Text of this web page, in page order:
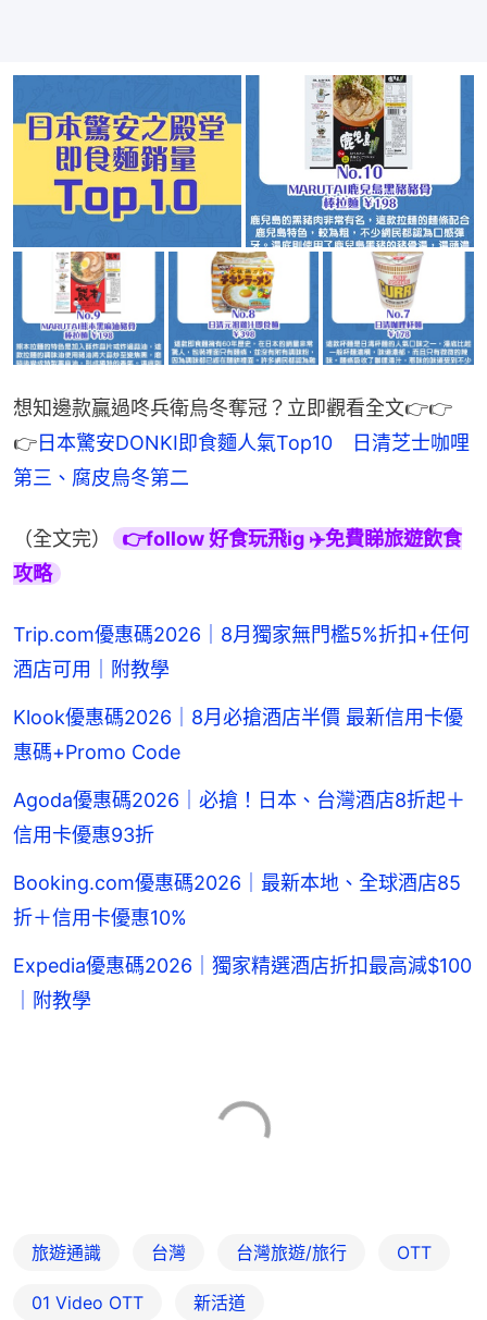
想知邊款贏過咚兵衛烏冬奪冠？立即觀看全文👉👉
👉日本驚安DONKI即食麵人氣Top10　日清芝士咖哩
第三、腐皮烏冬第二
（全文完）
👉follow 好食玩飛ig ✈️免費睇旅遊飲食
攻略
Trip.com優惠碼2026｜8月獨家無門檻5%折扣+任何
酒店可用｜附教學
Klook優惠碼2026｜8月必搶酒店半價 最新信用卡優
惠碼+Promo Code
Agoda優惠碼2026｜必搶！日本、台灣酒店8折起＋
信用卡優惠93折
Booking.com優惠碼2026｜最新本地、全球酒店85
折＋信用卡優惠10%
Expedia優惠碼2026｜獨家精選酒店折扣最高減$100
｜附教學
旅遊通識 台灣 台灣旅遊/旅行 OTT
01‌ ‌Video‌ ‌OTT 新活道